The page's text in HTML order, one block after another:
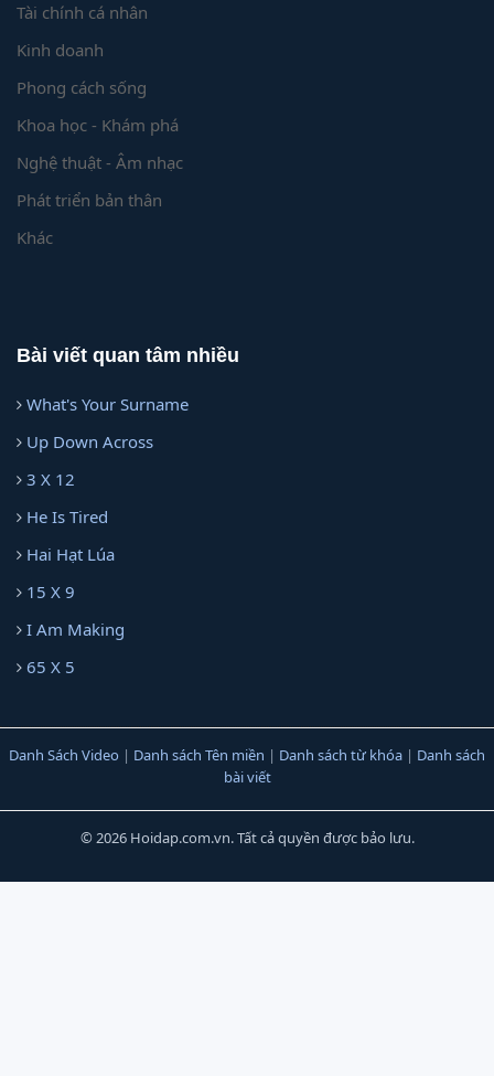
Tài chính cá nhân
Kinh doanh
Phong cách sống
Khoa học - Khám phá
Nghệ thuật - Âm nhạc
Phát triển bản thân
Khác
Bài viết quan tâm nhiều
What's Your Surname
Up Down Across
3 X 12
He Is Tired
Hai Hạt Lúa
15 X 9
I Am Making
65 X 5
Danh Sách Video | Danh sách Tên miền | Danh sách từ khóa | Danh sách
bài viết
© 2026 Hoidap.com.vn. Tất cả quyền được bảo lưu.